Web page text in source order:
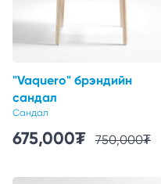
"Vaquero" брэндийн
сандал
Сандал
675,000₮ 750,000₮